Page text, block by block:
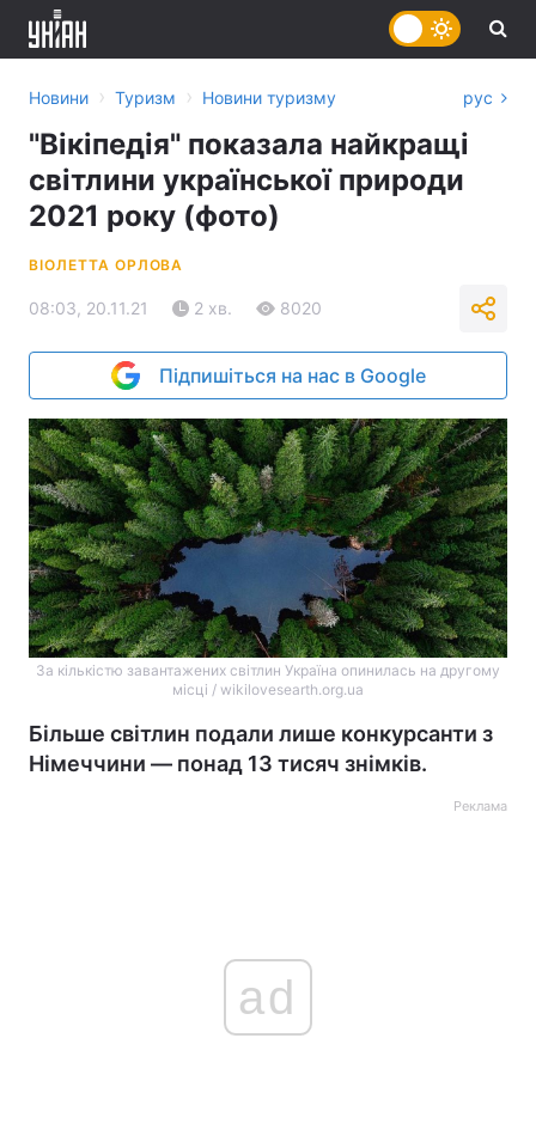
Новини › Туризм › Новини туризму рус
"Вікіпедія" показала найкращі
світлини української природи
2021 року (фото)
ВІОЛЕТТА ОРЛОВА
08:03, 20.11.21 2 хв. 8020
Підпишіться на нас в Google
За кількістю завантажених світлин Україна опинилась на другому
місці / wikilovesearth.org.ua
Більше світлин подали лише конкурсанти з
Німеччини — понад 13 тисяч знімків.
Реклама
ad